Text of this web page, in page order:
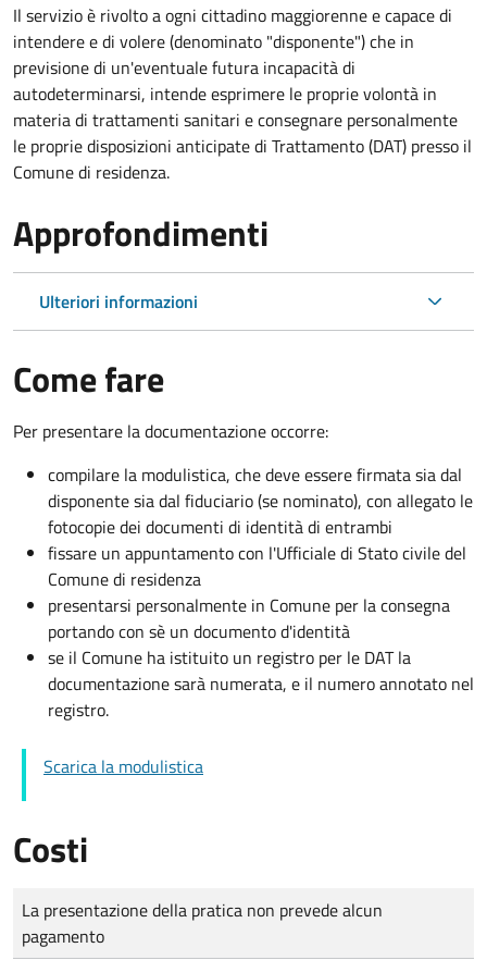
Il servizio è rivolto a ogni cittadino maggiorenne e capace di
intendere e di volere (denominato "disponente") che in
previsione di un'eventuale futura incapacità di
autodeterminarsi, intende esprimere le proprie volontà in
materia di trattamenti sanitari e consegnare personalmente
le proprie disposizioni anticipate di Trattamento (DAT) presso il
Comune di residenza.
Approfondimenti
Ulteriori informazioni
Come fare
Per presentare la documentazione occorre:
compilare la modulistica, che deve essere firmata sia dal
disponente sia dal fiduciario (se nominato), con allegato le
fotocopie dei documenti di identità di entrambi
fissare un appuntamento con l'Ufficiale di Stato civile del
Comune di residenza
presentarsi personalmente in Comune per la consegna
portando con sè un documento d'identità
se il Comune ha istituito un registro per le DAT la
documentazione sarà numerata, e il numero annotato nel
registro.
Scarica la modulistica
Costi
Tipo di pagamento
Importo
La presentazione della pratica non prevede alcun
pagamento